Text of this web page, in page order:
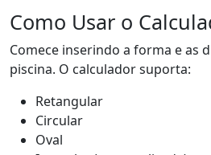
Como Usar o
Comece inserindo a forma e as
piscina. O calculador suporta:
Retangular
Circular
Oval